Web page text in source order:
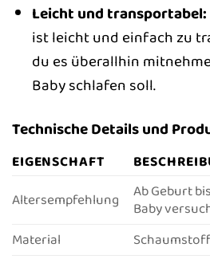
Leicht und transportabel:
ist leicht und einfach zu
du es überallhin
Baby schlafen soll.
Technische Details und
EIGENSCHAFT
Altersempfehlung
Ab Geburt
Baby
Material